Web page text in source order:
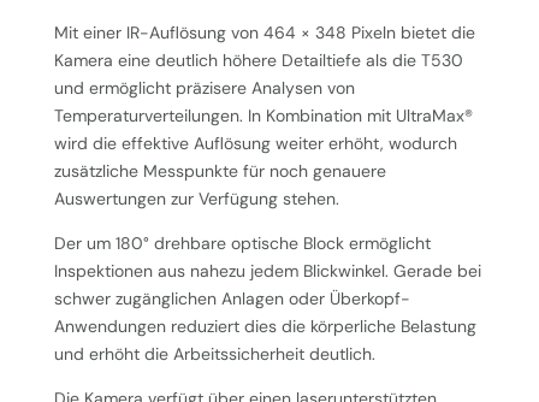
Mit einer IR-Auflösung von 464 × 348 Pixeln bietet die
Kamera eine deutlich höhere Detailtiefe als die T530
und ermöglicht präzisere Analysen von
Temperaturverteilungen. In Kombination mit UltraMax®
wird die effektive Auflösung weiter erhöht, wodurch
zusätzliche Messpunkte für noch genauere
Auswertungen zur Verfügung stehen.
Der um 180° drehbare optische Block ermöglicht
Inspektionen aus nahezu jedem Blickwinkel. Gerade bei
schwer zugänglichen Anlagen oder Überkopf-
Anwendungen reduziert dies die körperliche Belastung
und erhöht die Arbeitssicherheit deutlich.